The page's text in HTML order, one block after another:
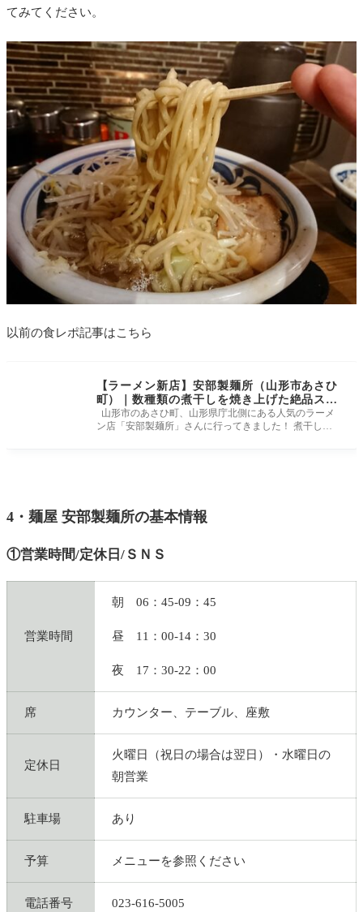
てみてください。
以前の食レポ記事はこちら
【ラーメン新店】安部製麺所（山形市あさひ
町）｜数種類の煮干しを焼き上げた絶品スー
プが絶品！
山形市のあさひ町、山形県庁北側にある人気のラーメ
ン店「安部製麺所」さんに行ってきました！ 煮干しの
4・麺屋 安部製麺所の基本情報
①営業時間/定休日/ＳＮＳ
営業時間
朝 06：45-09：45
昼 11：00-14：30
夜 17：30-22：00
席 カウンター、テーブル、座敷
定休日
火曜日（祝日の場合は翌日）・水曜日の
朝営業
駐車場 あり
予算 メニューを参照ください
電話番号 023-616-5005